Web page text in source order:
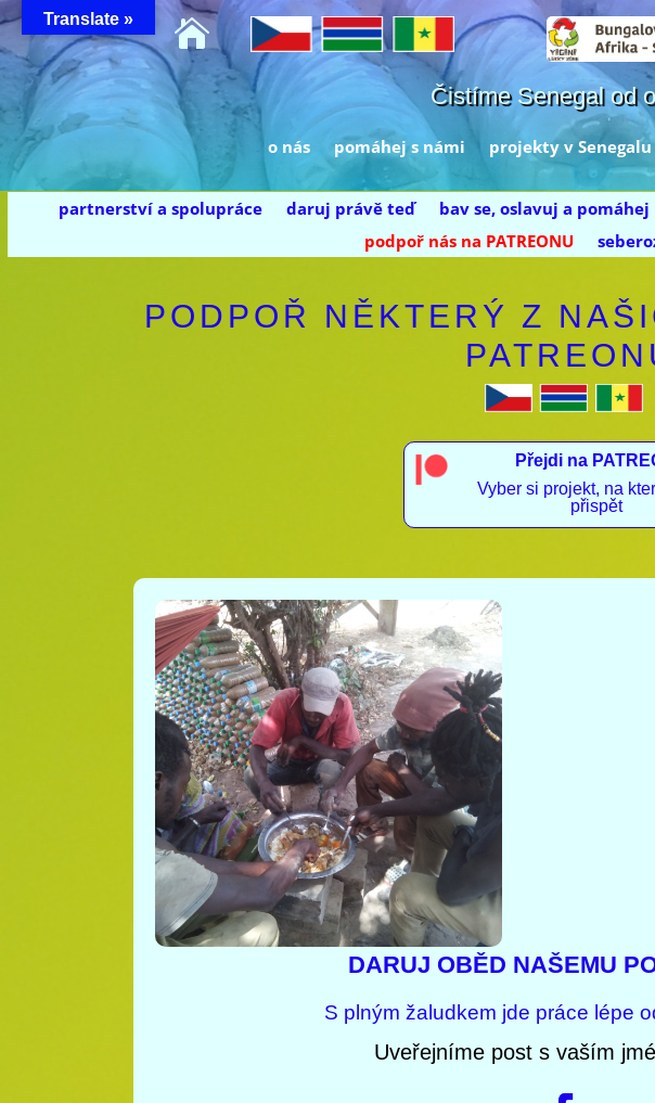

Čistíme Senegal od
o nás pomáhej s námi projekty v Senegalu
partnerství a spolupráce daruj právě teď bav se, oslavuj a pomáhej
podpoř nás na PATREONU
PODPOŘ NĚKTERÝ Z
Přejdi na
Vyber si projekt, na
přispět
DARUJ OBĚD NAŠEMU
S plným žaludkem jde práce lépe
Uveřejníme post s vaším
Translate »